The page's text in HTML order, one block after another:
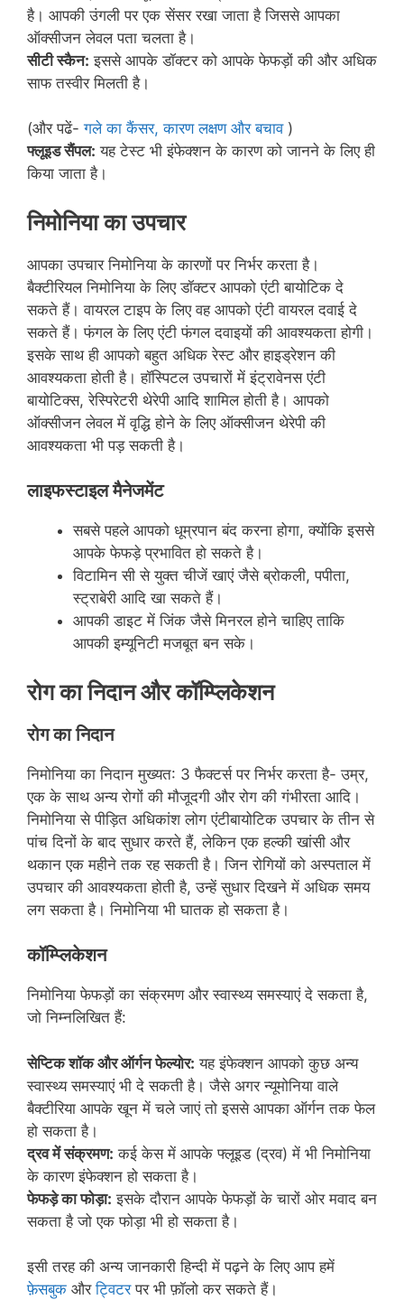
है। आपकी उंगली पर एक सेंसर रखा जाता है जिससे आपका
ऑक्सीजन लेवल पता चलता है।
सीटी स्कैन: इससे आपके डॉक्टर को आपके फेफड़ों की और अधिक
साफ तस्वीर मिलती है।
(और पढें-गले का कैंसर, कारण लक्षण और बचाव)
फ्लूइड सैंपल: यह टेस्ट भी इंफेक्शन के कारण को जानने के लिए ही
किया जाता है।
निमोनिया का उपचार
आपका उपचार निमोनिया के कारणों पर निर्भर करता है।
बैक्‍टीरियल निमोनिया के लिए डॉक्टर आपको एंटी बायोटिक दे
सकते हैं। वायरल टाइप के लिए वह आपको एंटी वायरल दवाई दे
सकते हैं। फंगल के लिए एंटी फंगल दवाइयों की आवश्यकता होगी।
इसके साथ ही आपको बहुत अधिक रेस्ट और हाइड्रेशन की
आवश्यकता होती है। हॉस्पिटल उपचारों में इंट्रावेनस एंटी
बायोटिक्स, रेस्पिरेटरी थेरेपी आदि शामिल होती है। आपको
ऑक्सीजन लेवल में वृद्धि होने के लिए ऑक्सीजन थेरेपी की
आवश्यकता भी पड़ सकती है।
लाइफस्टाइल मैनेजमेंट
सबसे पहले आपको धूम्रपान बंद करना होगा, क्योंकि इससे
आपके फेफड़े प्रभावित हो सकते है।
विटामिन सी से युक्त चीजें खाएं जैसे ब्रोकली, पपीता,
स्ट्राबेरी आदि खा सकते हैं।
आपकी डाइट में जिंक जैसे मिनरल होने चाहिए ताकि
आपकी इम्यूनिटी मजबूत बन सके।
रोग का निदान और कॉम्प्लिकेशन
रोग का निदान
निमोनिया का निदान मुख्‍यत: 3 फैक्‍टर्स पर निर्भर करता है- उम्र,
एक के साथ अन्‍य रोगों की मौजूदगी और रोग की गंभीरता आदि।
निमोनिया से पीड़ित अधिकांश लोग एंटीबायोटिक उपचार के तीन से
पांच दिनों के बाद सुधार करते हैं, लेकिन एक हल्की खांसी और
थकान एक महीने तक रह सकती है। जिन रोगियों को अस्पताल में
उपचार की आवश्यकता होती है, उन्हें सुधार दिखने में अधिक समय
लग सकता है। निमोनिया भी घातक हो सकता है।
कॉम्प्लिकेशन
निमोनिया फेफड़ों का संक्रमण और स्‍वास्‍थ्‍य समस्‍याएं दे सकता है,
जो निम्‍नलिखित हैं:
सेप्टिक शॉक और ऑर्गन फेल्‍योर: यह इंफेक्शन आपको कुछ अन्य
स्वास्थ्य समस्याएं भी दे सकती है। जैसे अगर न्यूमोनिया वाले
बैक्टीरिया आपके खून में चले जाएं तो इससे आपका ऑर्गन तक फेल
हो सकता है।
द्रव में संक्रमण: कई केस में आपके फ्लूइड (द्रव) में भी निमोनिया
के कारण इंफेक्शन हो सकता है।
फेफड़े का फोड़ा: इसके दौरान आपके फेफड़ों के चारों ओर मवाद बन
सकता है जो एक फोड़ा भी हो सकता है।
इसी तरह की अन्य जानकारी हिन्दी में पढ़ने के लिए आप हमें
फ़ेसबुक औरट्विटरपर भी फ़ॉलो कर सकते हैं।